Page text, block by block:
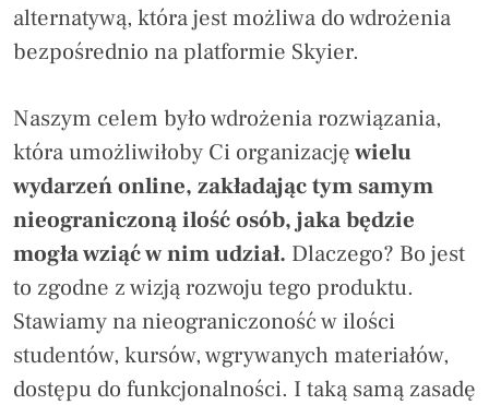
alternatywą, która jest możliwa do wdrożenia
bezpośrednio na platformie Skyier.
Naszym celem było wdrożenia rozwiązania,
która umożliwiłoby Ci organizacjęwielu
wydarzeń online, zakładając tym samym
nieograniczoną ilość osób, jaka będzie
mogła wziąć w nim udział. Dlaczego? Bo jest
to zgodne z wizją rozwoju tego produktu.
Stawiamy na nieograniczoność w ilości
studentów, kursów, wgrywanych materiałów,
dostępu do funkcjonalności. I taką samą zasadę